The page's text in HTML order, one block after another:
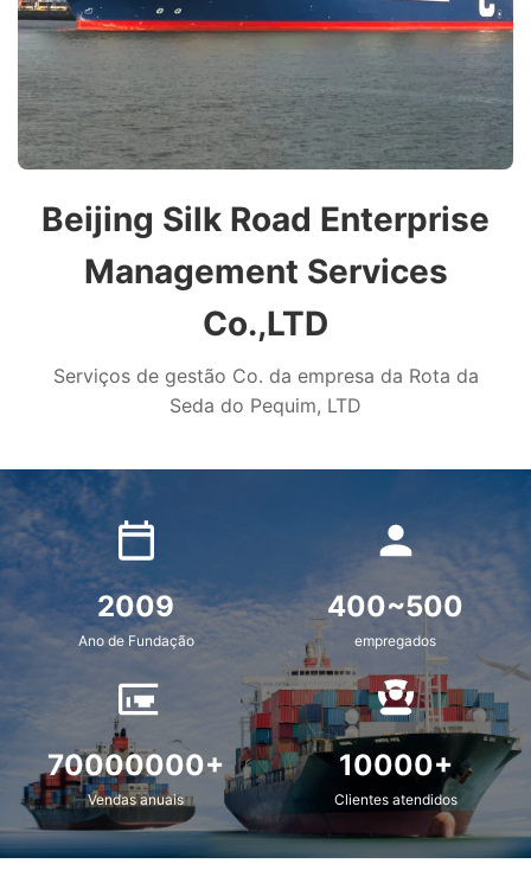
Beijing Silk Road Enterprise
Management Services
Co.,LTD
Serviços de gestão Co. da empresa da Rota da
Seda do Pequim, LTD
2009
Ano de Fundação
400~500
empregados
70000000+
Vendas anuais
10000+
Clientes atendidos